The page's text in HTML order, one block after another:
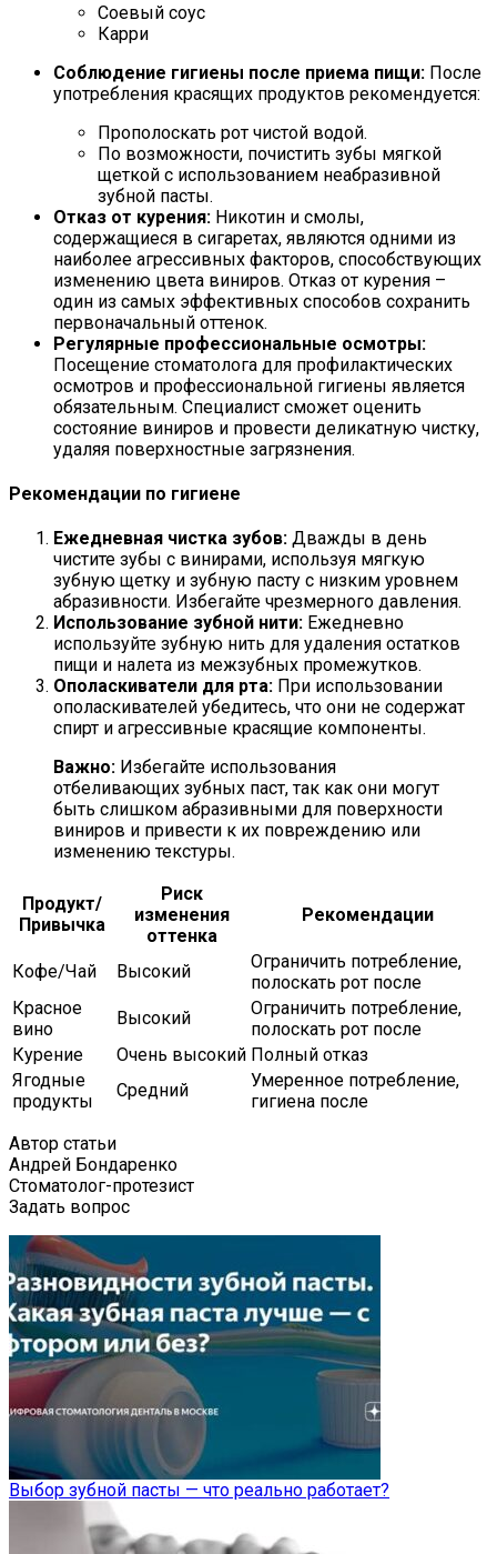
Соевый соус
Карри
Соблюдение гигиены после приема пищи: После
употребления красящих продуктов рекомендуется:
Прополоскать рот чистой водой.
По возможности, почистить зубы мягкой
щеткой с использованием неабразивной
зубной пасты.
Отказ от курения: Никотин и смолы,
содержащиеся в сигаретах, являются одними из
наиболее агрессивных факторов, способствующих
изменению цвета виниров. Отказ от курения –
один из самых эффективных способов сохранить
первоначальный оттенок.
Регулярные профессиональные осмотры:
Посещение стоматолога для профилактических
осмотров и профессиональной гигиены является
обязательным. Специалист сможет оценить
состояние виниров и провести деликатную чистку,
удаляя поверхностные загрязнения.
Рекомендации по гигиене
Ежедневная чистка зубов: Дважды в день
чистите зубы с винирами, используя мягкую
зубную щетку и зубную пасту с низким уровнем
абразивности. Избегайте чрезмерного давления.
Использование зубной нити: Ежедневно
используйте зубную нить для удаления остатков
пищи и налета из межзубных промежутков.
Ополаскиватели для рта: При использовании
ополаскивателей убедитесь, что они не содержат
спирт и агрессивные красящие компоненты.
Важно: Избегайте использования
отбеливающих зубных паст, так как они могут
быть слишком абразивными для поверхности
виниров и привести к их повреждению или
изменению текстуры.
Продукт/
Привычка
Риск
изменения
оттенка
Рекомендации
Кофе/Чай Высокий
Ограничить потребление,
полоскать рот после
Красное
вино
Высокий
Ограничить потребление,
полоскать рот после
Курение
Очень высокий Полный отказ
Ягодные
продукты
Средний
Умеренное потребление,
гигиена после
Автор статьи
Андрей Бондаренко
Стоматолог-протезист
Задать вопрос
Выбор зубной пасты — что реально работает?